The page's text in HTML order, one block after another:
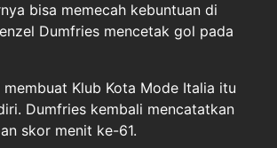
bisa memecah kebuntuan di
Dumfries mencetak gol pada
Klub Kota Mode Italia itu
Dumfries kembali mencatatkan
skor menit ke-61.